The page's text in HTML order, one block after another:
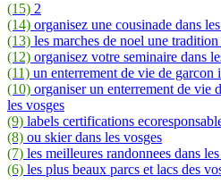
(15) 2
(14) organisez une cousinade dans
(13) les marches de noel une tradition
(12) organisez votre seminaire dans
(11) un enterrement de vie de garcon
(10) organiser un enterrement de vie
les vosges
(9) labels certifications
(8) ou skier dans les vosges
(7) les meilleures randonnees dans
(6) les plus beaux parcs et lacs des